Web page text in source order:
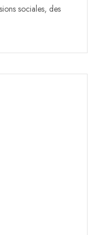
sociales, des